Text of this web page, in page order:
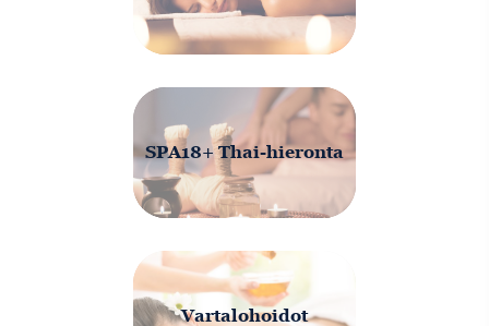
SPA18+ Thai-hieronta
Vartalohoidot